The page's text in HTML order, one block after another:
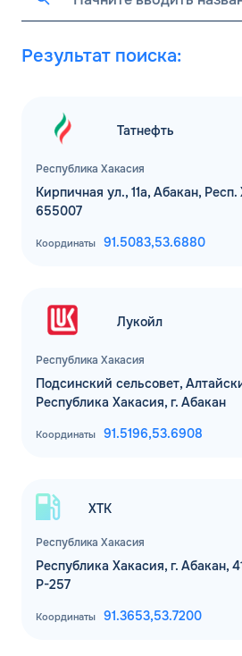
Результат поиска:
Республика Хакасия
Татнефть
Кирпичная ул., 11а, Абакан,
655007
Координаты 91.5083,53.6880
Республика Хакасия
Лукойл
Подсинский сельсовет,
Республика Хакасия, г. Абакан
Координаты 91.5196,53.6908
Республика Хакасия
ХТК
Республика Хакасия, г. Абакан,
Р-257
Координаты 91.3653,53.7200